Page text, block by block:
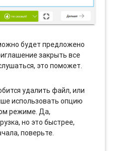
будет предложено
закрыть все
это поможет.
удалить файл, или
использовать опцию
режиме. Да,
но это быстрее,
поверьте.